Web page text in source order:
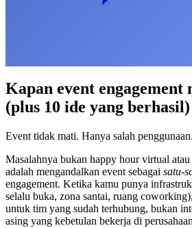
Kapan event engagement
(plus 10 ide yang berhasil)
Event tidak mati. Hanya salah penggunaan.
Masalahnya bukan happy hour virtual
adalah mengandalkan event sebagai satu-
engagement. Ketika kamu punya
selalu buka, zona santai, ruang
untuk tim yang sudah terhubung, bukan
asing yang kebetulan bekerja di